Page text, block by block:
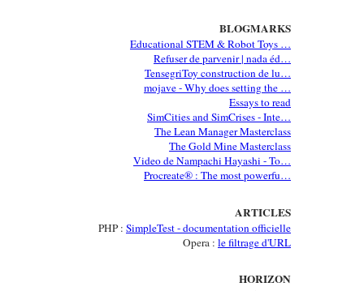
BLOGMARKS
Educational STEM & Robot Toys …
Refuser de parvenir | nada éd…
TensegriToy construction de lu…
mojave - Why does setting the …
Essays to read
SimCities and SimCrises - Inte…
The Lean Manager Masterclass
The Gold Mine Masterclass
Video de Nampachi Hayashi - To…
Procreate® : The most powerfu…
ARTICLES
PHP : SimpleTest - documentation officielle
Opera : le filtrage d'URL
HORIZON